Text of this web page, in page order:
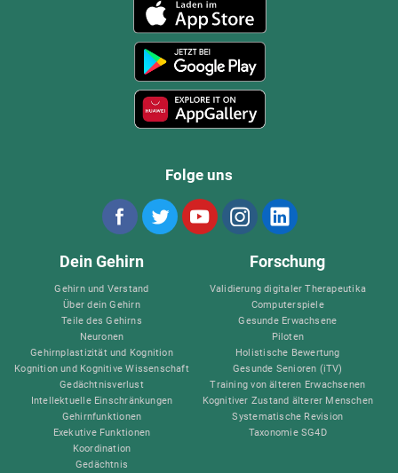
Folge uns
Dein Gehirn
Gehirn und Verstand
Über dein Gehirn
Teile des Gehirns
Neuronen
Gehirnplastizität und Kognition
Kognition und Kognitive Wissenschaft
Gedächtnisverlust
Intellektuelle Einschränkungen
Gehirnfunktionen
Exekutive Funktionen
Koordination
Gedächtnis
Forschung
Validierung digitaler Therapeutika
Computerspiele
Gesunde Erwachsene
Piloten
Holistische Bewertung
Gesunde Senioren (iTV)
Training von älteren Erwachsenen
Kognitiver Zustand älterer Menschen
Systematische Revision
Taxonomie SG4D